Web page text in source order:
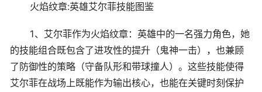
火焰纹章:英雄艾尔菲技能图鉴
1、艾尔菲作为火焰纹章：英雄中的一名强力角色，她
的技能组合既包含了进攻性的提升（鬼神一击），也兼顾
了防御性的策略（守备队形和带球撞人）。这些技能使得
艾尔菲在战场上既能作为输出核心，也能在关键时刻保护